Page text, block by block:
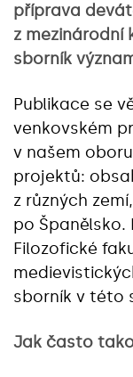
příprava
z mezinárodní
sborník
Publikace se
venkovském
v našem
projektů:
z různých
po Španělsko.
Filozofické
sborník v této
Jak často